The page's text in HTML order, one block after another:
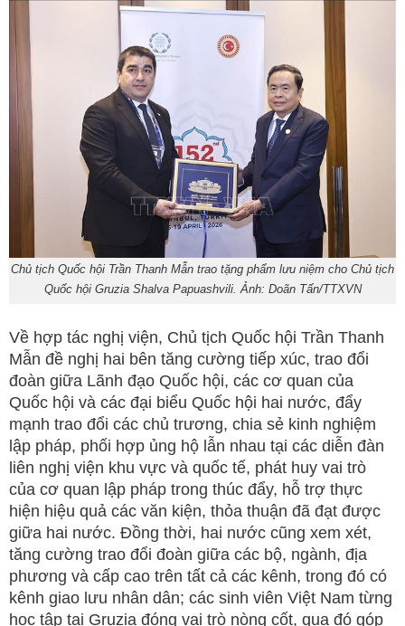
Chủ tịch Quốc hội Trần Thanh Mẫn trao tặng phẩm lưu niệm cho Chủ tịch
Quốc hội Gruzia Shalva Papuashvili. Ảnh: Doãn Tấn/TTXVN
Về hợp tác nghị viện, Chủ tịch Quốc hội Trần Thanh
Mẫn đề nghị hai bên tăng cường tiếp xúc, trao đổi
đoàn giữa Lãnh đạo Quốc hội, các cơ quan của
Quốc hội và các đại biểu Quốc hội hai nước, đẩy
mạnh trao đổi các chủ trương, chia sẻ kinh nghiệm
lập pháp, phối hợp ủng hộ lẫn nhau tại các diễn đàn
liên nghị viện khu vực và quốc tế, phát huy vai trò
của cơ quan lập pháp trong thúc đẩy, hỗ trợ thực
hiện hiệu quả các văn kiện, thỏa thuận đã đạt được
giữa hai nước. Đồng thời, hai nước cũng xem xét,
tăng cường trao đổi đoàn giữa các bộ, ngành, địa
phương và cấp cao trên tất cả các kênh, trong đó có
kênh giao lưu nhân dân; các sinh viên Việt Nam từng
học tập tại Gruzia đóng vai trò nòng cốt, qua đó góp